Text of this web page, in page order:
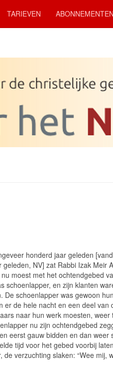
TARIEVEN ABONNEMENTEN
honderd jaar geleden
NV] zat Rabbi Izak Meir
moest met het ochtendgebed
schoenlapper, en zijn klanten
De schoenlapper was gewoon hun
er de hele nacht en een deel van
naar hun werk moesten, weer
nu zijn ochtendgebed
eerst gauw bidden en dan weer
tijd voor het gebed voorbij
verzuchting slaken: “Wee mij,